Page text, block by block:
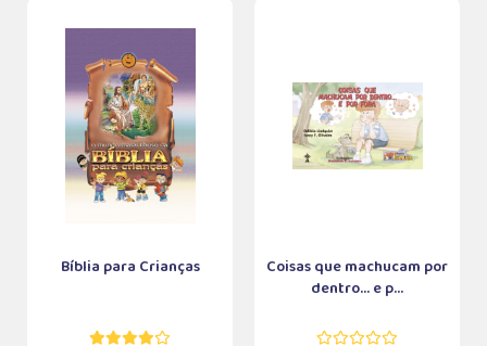
Bíblia para Crianças
Coisas que machucam por
dentro... e p...